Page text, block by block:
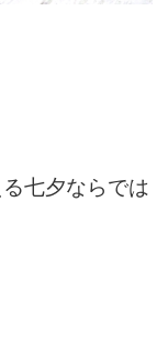
七夕ならでは